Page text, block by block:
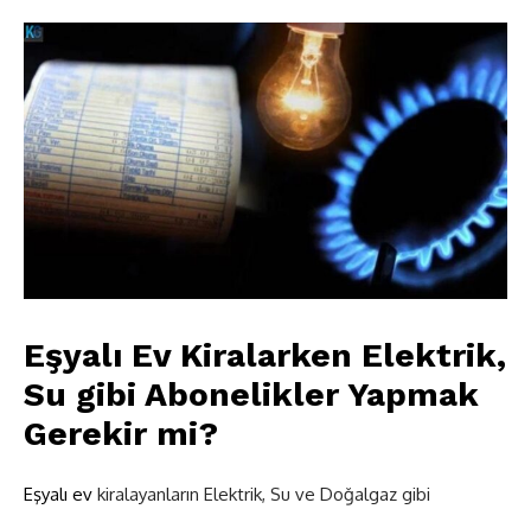
Eşyalı Ev Kiralarken Elektrik,
Su gibi Abonelikler Yapmak
Gerekir mi?
Eşyalı ev kiralayanların Elektrik, Su ve Doğalgaz gibi